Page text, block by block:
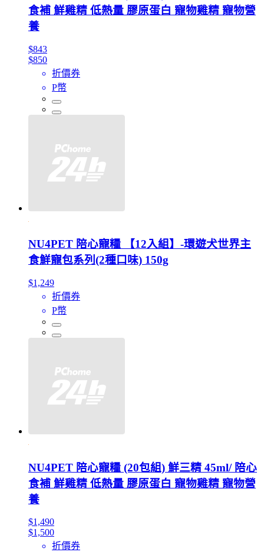
食補 鮮雞精 低熱量 膠原蛋白 寵物雞精 寵物營
養
$843
$850
折價券
P幣
NU4PET 陪心寵糧 【12入組】-環遊犬世界主
食鮮寵包系列(2種口味) 150g
$1,249
折價券
P幣
NU4PET 陪心寵糧 (20包組) 鮮三精 45ml/ 陪心
食補 鮮雞精 低熱量 膠原蛋白 寵物雞精 寵物營
養
$1,490
$1,500
折價券